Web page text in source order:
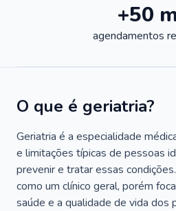
+50
agendamentos
O que é geriatria?
Geriatria é a especialidade
e limitações típicas de pessoas
prevenir e tratar essas
como um clínico geral, porém
saúde e a qualidade de vida dos